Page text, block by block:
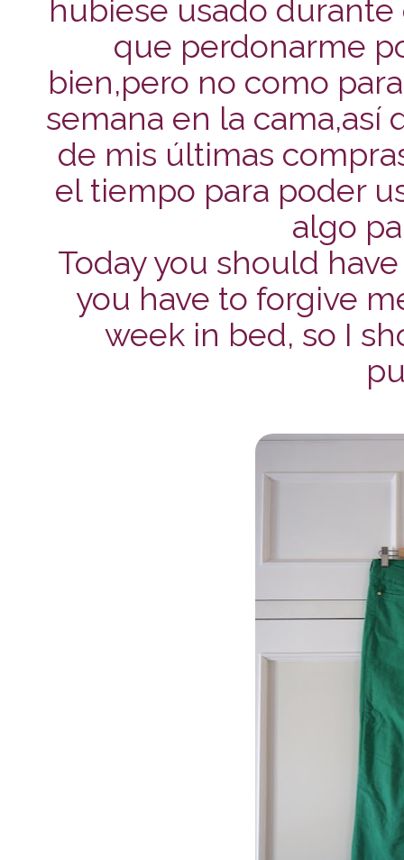
hubiese usado durante
que perdonarme
bien,pero no como
semana en la cama,así
de mis últimas
el tiempo para poder
algo
Today you should
you have to forgive
week in bed, so I